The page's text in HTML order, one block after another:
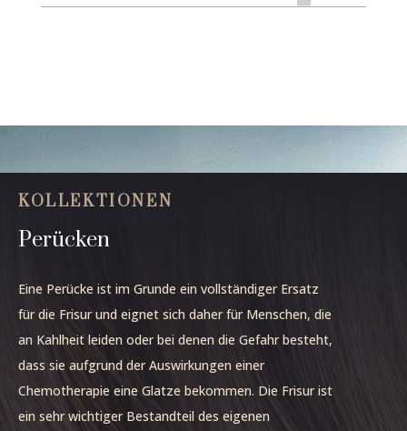
KOLLEKTIONEN
Perücken
Eine Perücke ist im Grunde ein vollständiger Ersatz
für die Frisur und eignet sich daher für Menschen, die
an Kahlheit leiden oder bei denen die Gefahr besteht,
dass sie aufgrund der Auswirkungen einer
Chemotherapie eine Glatze bekommen. Die Frisur ist
ein sehr wichtiger Bestandteil des eigenen